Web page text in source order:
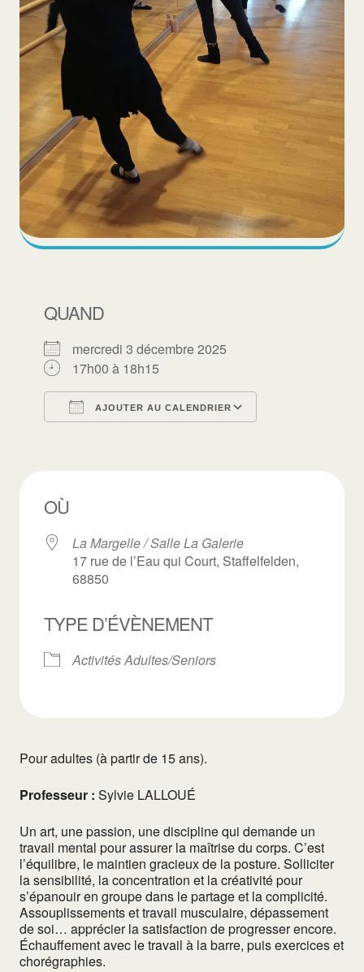
QUAND
mercredi 3 décembre 2025
17h00 à 18h15
AJOUTER AU CALENDRIER
OÙ
La Margelle / Salle La Galerie
17 rue de l’Eau qui Court, Staffelfelden,
68850
TYPE D’ÉVÈNEMENT
Activités Adultes/Seniors
Pour adultes (à partir de 15 ans).
Professeur : Sylvie LALLOUÉ
Un art, une passion, une discipline qui demande un
travail mental pour assurer la maîtrise du corps. C’est
l’équilibre, le maintien gracieux de la posture. Solliciter
la sensibilité, la concentration et la créativité pour
s’épanouir en groupe dans le partage et la complicité.
Assouplissements et travail musculaire, dépassement
de soi… apprécier la satisfaction de progresser encore.
Échauffement avec le travail à la barre, puis exercices et
chorégraphies.